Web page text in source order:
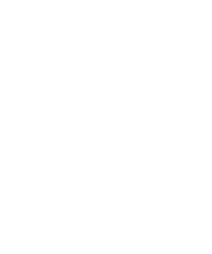
signaler des